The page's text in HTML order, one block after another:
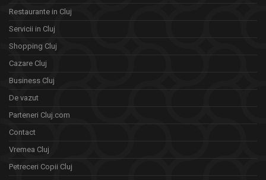
Restaurante in Cluj
Servicii in Cluj
Shopping Cluj
Cazare Cluj
Business Cluj
De vazut
Parteneri Cluj.com
Contact
Vremea Cluj
Petreceri Copii Cluj